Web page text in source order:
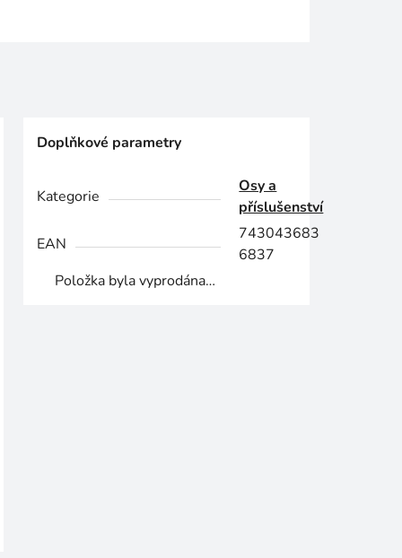
Doplňkové parametry
Kategorie
Osy a
příslušenství
EAN
743043683
6837
Položka byla vyprodána…